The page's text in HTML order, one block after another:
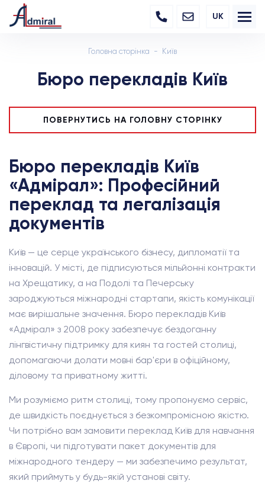
UK
Головна сторінка Київ
Бюро перекладів Київ
ПОВЕРНУТИСЬ НА ГОЛОВНУ СТОРІНКУ
Бюро перекладів Київ
«Адмірал»: Професійний
переклад та легалізація
документів
Київ — це серце українського бізнесу, дипломатії та
інновацій. У місті, де підписуються мільйонні контракти
на Хрещатику, а на Подолі та Печерську
зароджуються міжнародні стартапи, якість комунікації
має вирішальне значення. Бюро перекладів Київ
«Адмірал» з 2008 року забезпечує бездоганну
лінгвістичну підтримку для киян та гостей столиці,
допомагаючи долати мовні бар'єри в офіційному,
діловому та приватному житті.
Ми розуміємо ритм столиці, тому пропонуємо сервіс,
де швидкість поєднується з безкомпромісною якістю.
Чи потрібно вам замовити переклад Київ для навчання
в Європі, чи підготувати пакет документів для
міжнародного тендеру — ми забезпечимо результат,
який приймуть у будь-якій установі світу.